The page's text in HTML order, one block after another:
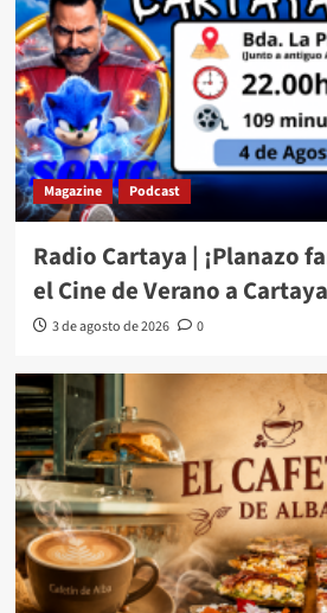
Magazine Podcast
Radio Cartaya | ¡Planazo
el Cine de Verano a Cartaya
3 de agosto de 2026 0